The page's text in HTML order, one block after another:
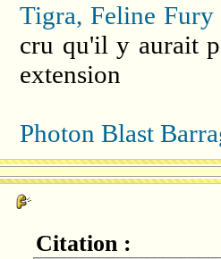
Tigra, Feline Fury
cru qu'il y aurait
extension
Photon Blast
Citation :